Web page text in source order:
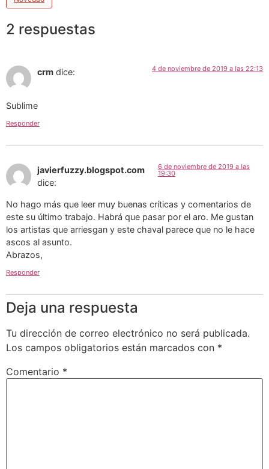
2 respuestas
crm dice: 4 de noviembre de 2019 a las 22:13
Sublime
Responder
javierfuzzy.blogspot.com
dice:
6 de noviembre de 2019 a las
19:30
No hago más que leer muy buenas críticas y comentarios de
este su último trabajo. Habrá que pasar por el aro. Me gustan
los artistas que arriesgan y este chaval parece que no le hace
ascos al asunto.
Abrazos,
Responder
Deja una respuesta
Tu dirección de correo electrónico no será publicada.
Los campos obligatorios están marcados con *
Comentario *